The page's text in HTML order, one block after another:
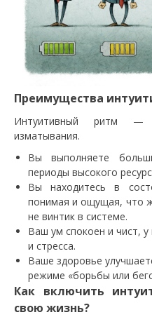
Преимущества
Интуитивный ритм —
изматывания.
Вы выполняете
периоды высокого
Вы находитесь в
понимая и ощущая, что
не винтик в системе.
Ваш ум спокоен и чист,
и стресса.
Ваше здоровье
режиме «борьбы или
Как включить
свою жизнь?